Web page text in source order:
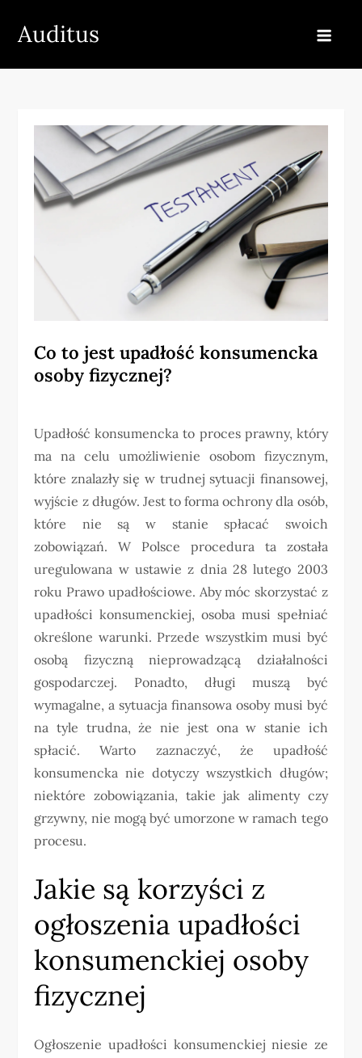
Auditus
Co to jest upadłość konsumencka
osoby fizycznej?
Upadłość konsumencka to proces prawny, który
ma na celu umożliwienie osobom fizycznym,
które znalazły się w trudnej sytuacji finansowej,
wyjście z długów. Jest to forma ochrony dla osób,
które nie są w stanie spłacać swoich
zobowiązań. W Polsce procedura ta została
uregulowana w ustawie z dnia 28 lutego 2003
roku Prawo upadłościowe. Aby móc skorzystać z
upadłości konsumenckiej, osoba musi spełniać
określone warunki. Przede wszystkim musi być
osobą fizyczną nieprowadzącą działalności
gospodarczej. Ponadto, długi muszą być
wymagalne, a sytuacja finansowa osoby musi być
na tyle trudna, że nie jest ona w stanie ich
spłacić. Warto zaznaczyć, że upadłość
konsumencka nie dotyczy wszystkich długów;
niektóre zobowiązania, takie jak alimenty czy
grzywny, nie mogą być umorzone w ramach tego
procesu.
Jakie są korzyści z
ogłoszenia upadłości
konsumenckiej osoby
fizycznej
Ogłoszenie upadłości konsumenckiej niesie ze